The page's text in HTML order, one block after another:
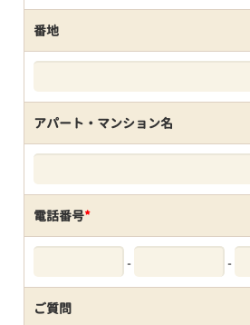
番地
アパート・マンション名
電話番号*
- -
ご質問